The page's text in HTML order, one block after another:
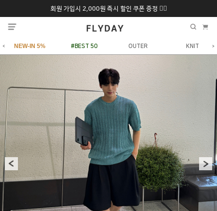
회원 가입시 2,000원 즉시 할인 쿠폰 증정 ❤️‍🔥
추석 특별 할인 10~20% 9/6 화 ~ 9/12월
NEW-IN 5% #BEST 50 OUTER KNIT